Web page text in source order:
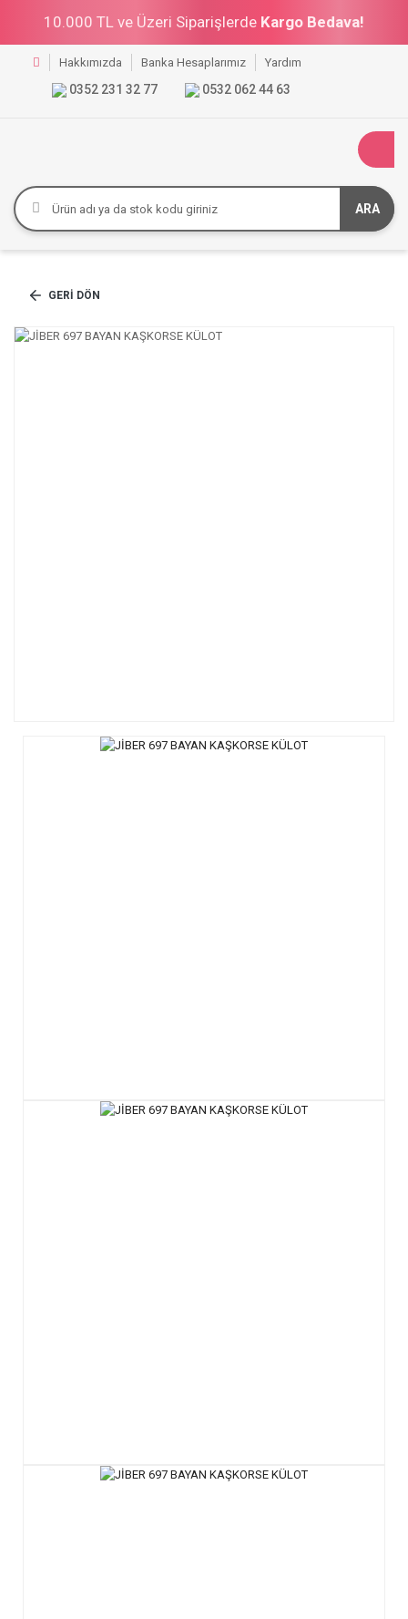
10.000 TL ve Üzeri Siparişlerde Kargo Bedava!
Hakkımızda Banka Hesaplarımız Yardım
0352 231 32 77 0532 062 44 63
ARA
GERI DÖN